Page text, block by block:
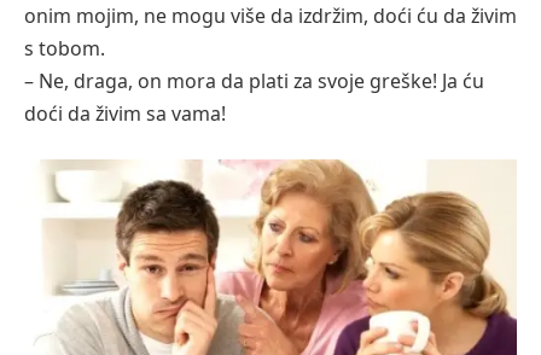
onim mojim, ne mogu više da izdržim, doći ću da živim
s tobom.
– Ne, draga, on mora da plati za svoje greške! Ja ću
doći da živim sa vama!